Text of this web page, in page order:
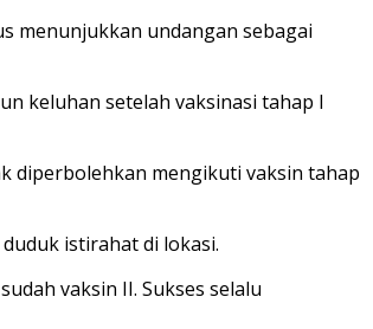
menunjukkan undangan sebagai
keluhan setelah vaksinasi tahap I
diperbolehkan mengikuti vaksin tahap
istirahat di lokasi.
vaksin II. Sukses selalu